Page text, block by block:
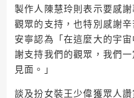
製作人陳慧玲則表示要感
觀眾的支持，也特別感謝
安寧認為「在這麼大的宇
謝支持我們的觀眾，我們
見面。」
談及扮女裝王少偉獲眾人